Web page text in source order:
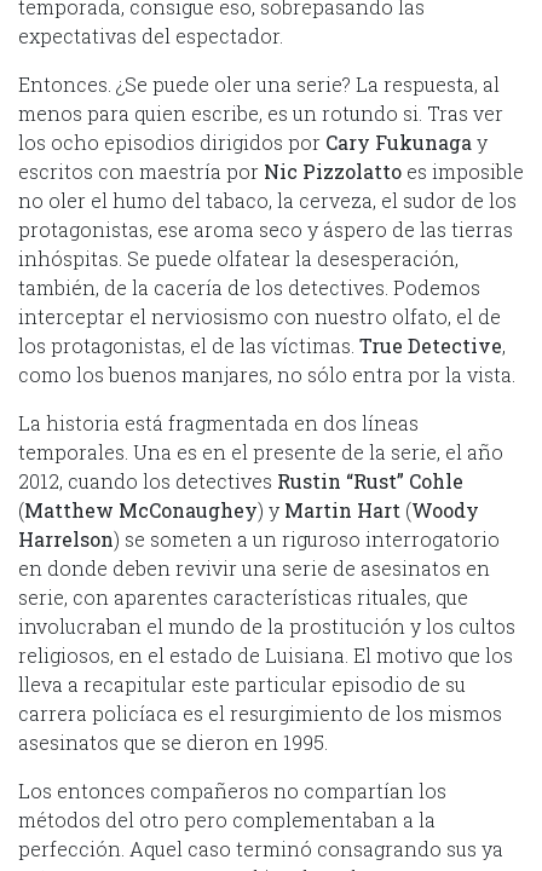
temporada, consigue eso, sobrepasando las
expectativas del espectador.
Entonces. ¿Se puede oler una serie? La respuesta, al
menos para quien escribe, es un rotundo si. Tras ver
los ocho episodios dirigidos por Cary Fukunaga y
escritos con maestría por Nic Pizzolatto es imposible
no oler el humo del tabaco, la cerveza, el sudor de los
protagonistas, ese aroma seco y áspero de las tierras
inhóspitas. Se puede olfatear la desesperación,
también, de la cacería de los detectives. Podemos
interceptar el nerviosismo con nuestro olfato, el de
los protagonistas, el de las víctimas. True Detective,
como los buenos manjares, no sólo entra por la vista.
La historia está fragmentada en dos líneas
temporales. Una es en el presente de la serie, el año
2012, cuando los detectives Rustin “Rust” Cohle
(Matthew McConaughey) y Martin Hart (Woody
Harrelson) se someten a un riguroso interrogatorio
en donde deben revivir una serie de asesinatos en
serie, con aparentes características rituales, que
involucraban el mundo de la prostitución y los cultos
religiosos, en el estado de Luisiana. El motivo que los
lleva a recapitular este particular episodio de su
carrera policíaca es el resurgimiento de los mismos
asesinatos que se dieron en 1995.
Los entonces compañeros no compartían los
métodos del otro pero complementaban a la
perfección. Aquel caso terminó consagrando sus ya